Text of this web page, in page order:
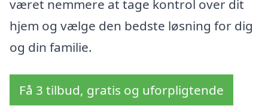
været nemmere at tage kontrol over dit
hjem og vælge den bedste løsning for dig
og din familie.
Få 3 tilbud, gratis og uforpligtende